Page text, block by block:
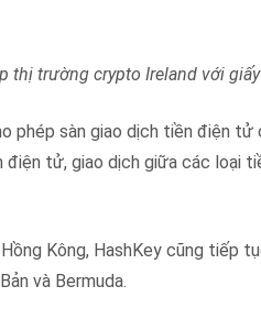
thị trường crypto Ireland với
phép sàn giao dịch tiền điện
điện tử, giao dịch giữa các loại
Kông, HashKey cũng tiếp
và Bermuda.